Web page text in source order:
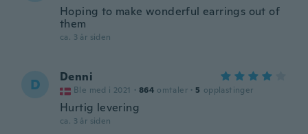
Hoping to make wonderful earrings out of
them
ca. 3 år siden
D Denni
Ble med i 2021 · 864 omtaler · 5 opplastinger
Hurtig levering
ca. 3 år siden